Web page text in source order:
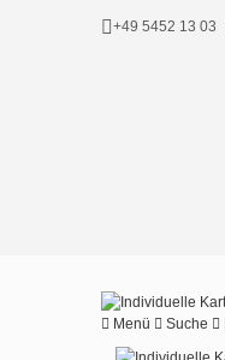
+49 5452 13 03
Menü Suche